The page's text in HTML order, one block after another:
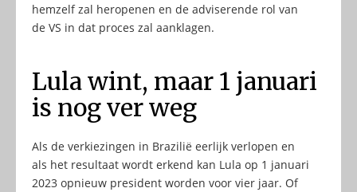
hemzelf zal heropenen en de adviserende rol van
de VS in dat proces zal aanklagen.
Lula wint, maar 1 januari
is nog ver weg
Als de verkiezingen in Brazilië eerlijk verlopen en
als het resultaat wordt erkend kan Lula op 1 januari
2023 opnieuw president worden voor vier jaar. Of